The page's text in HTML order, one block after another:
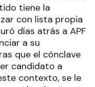
tiene la
con lista propia
días atrás a APF
a su
que el cónclave
candidato a
contexto, se le